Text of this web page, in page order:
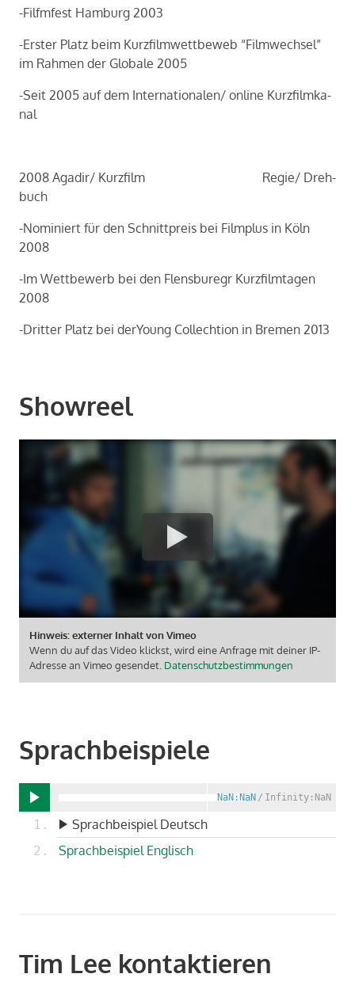
-​Filfmfest Ham­burg 2003
-​Erster Platz beim Kurz­film­wett­be­web “Film­wech­sel”
im Rah­men der Glo­ba­le 2005
-Seit 2005 auf dem In­ter­na­tio­na­len/ on­line Kurz­film­ka­
nal
2008 Aga­dir/ Kurz­film Regie/ Dreh­
buch
-​Nominiert für den Schnitt­preis bei Film­plus in Köln
2008
-Im Wett­be­werb bei den Flens­bu­re­gr Kurz­film­ta­gen
2008
-​Dritter Platz bei de­rY­oung Coll­ech­ti­on in Bre­men 2013
Showreel
Hinweis: externer Inhalt von Vimeo
Wenn du auf das Video klickst, wird eine Anfrage mit deiner IP-
Adresse an Vimeo gesendet. Datenschutzbestimmungen
Sprachbeispiele
NaN:NaN / Infinity:NaN
Sprachbeispiel Deutsch
Sprachbeispiel Englisch
Tim Lee kontaktieren